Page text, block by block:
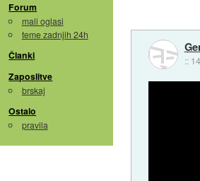
Forum
mali oglasi
teme zadnjih 24h
Članki
Zaposlitve
brskaj
Ostalo
pravila
::